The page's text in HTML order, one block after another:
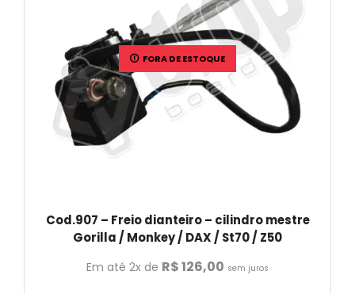
FORA DE ESTOQUE
Cod.907 – Freio dianteiro – cilindro mestre
Gorilla / Monkey / DAX / St70 / Z50
Em até 2x de R$126,00 sem juros